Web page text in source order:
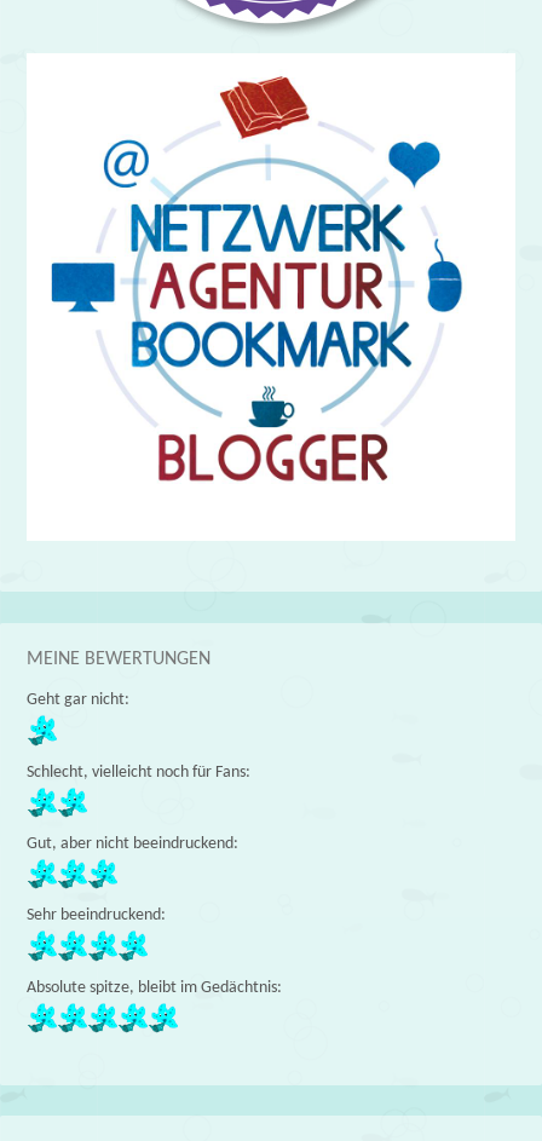
MEINE BEWERTUNGEN
Geht gar nicht:
Schlecht, vielleicht noch für Fans:
Gut, aber nicht beeindruckend:
Sehr beeindruckend:
Absolute spitze, bleibt im Gedächtnis: